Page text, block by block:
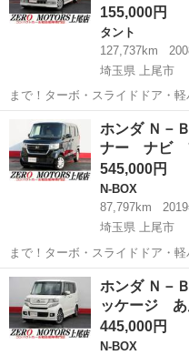
155,000円
タント
127,737km
埼玉県 上尾市
まで！ターボ・スライドドア・軽
無： あり ■ 年…
埼玉 上尾市 タント
ホンダ Ｎ－
ナー ナビ
545,000円
N-BOX
87,797km
埼玉県 上尾市
まで！ターボ・スライドドア・軽
無： あり ■ 年…
埼玉 上尾市 N-BOX
ホンダ Ｎ－
ッケージ
445,000円
N-BOX